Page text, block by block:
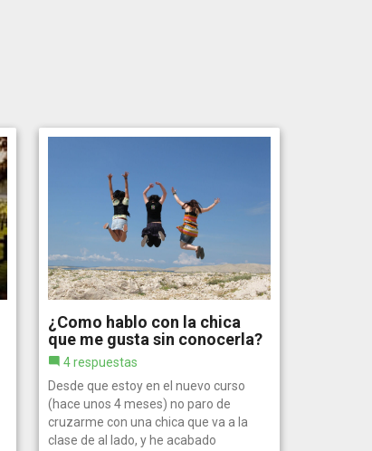
¿Como hablo con la chica
que me gusta sin conocerla?
4 respuestas
Desde que estoy en el nuevo curso
(hace unos 4 meses) no paro de
cruzarme con una chica que va a la
clase de al lado, y he acabado